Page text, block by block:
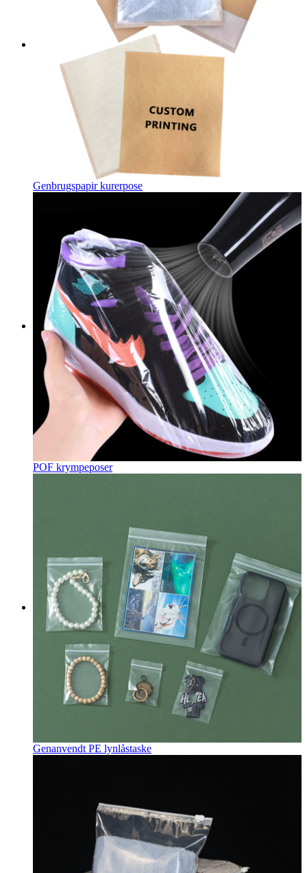
Genbrugspapir kurerpose
POF krympeposer
Genanvendt PE lynlåstaske